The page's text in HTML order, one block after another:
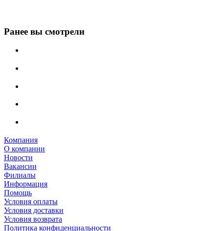
Ранее вы смотрели
Компания
О компании
Новости
Вакансии
Филиалы
Информация
Помощь
Условия оплаты
Условия доставки
Условия возврата
Политика конфиденциальности